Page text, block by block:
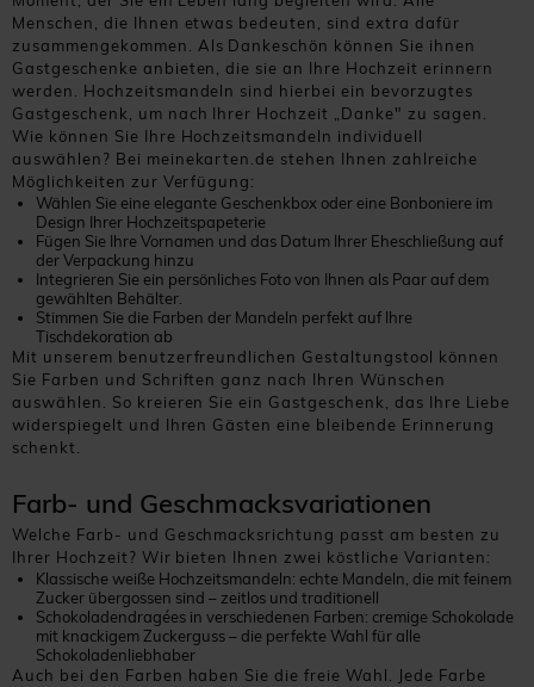
Menschen, die Ihnen etwas bedeuten, sind extra dafür
zusammengekommen. Als Dankeschön können Sie ihnen
Gastgeschenke anbieten, die sie an Ihre Hochzeit erinnern
werden. Hochzeitsmandeln sind hierbei ein bevorzugtes
Gastgeschenk, um nach Ihrer Hochzeit „Danke" zu sagen.
Wie können Sie Ihre Hochzeitsmandeln individuell
auswählen? Bei meinekarten.de stehen Ihnen zahlreiche
Möglichkeiten zur Verfügung:
Wählen Sie eine elegante Geschenkbox oder eine Bonboniere im
Design Ihrer Hochzeitspapeterie
Fügen Sie Ihre Vornamen und das Datum Ihrer Eheschließung auf
der Verpackung hinzu
Integrieren Sie ein persönliches Foto von Ihnen als Paar auf dem
gewählten Behälter.
Stimmen Sie die Farben der Mandeln perfekt auf Ihre
Tischdekoration ab
Mit unserem benutzerfreundlichen Gestaltungstool können
Sie Farben und Schriften ganz nach Ihren Wünschen
auswählen. So kreieren Sie ein Gastgeschenk, das Ihre Liebe
widerspiegelt und Ihren Gästen eine bleibende Erinnerung
schenkt.
Farb- und Geschmacksvariationen
Welche Farb- und Geschmacksrichtung passt am besten zu
Ihrer Hochzeit? Wir bieten Ihnen zwei köstliche Varianten:
Klassische weiße Hochzeitsmandeln: echte Mandeln, die mit feinem
Zucker übergossen sind – zeitlos und traditionell
Schokoladendragées in verschiedenen Farben: cremige Schokolade
mit knackigem Zuckerguss – die perfekte Wahl für alle
Schokoladenliebhaber
Auch bei den Farben haben Sie die freie Wahl. Jede Farbe